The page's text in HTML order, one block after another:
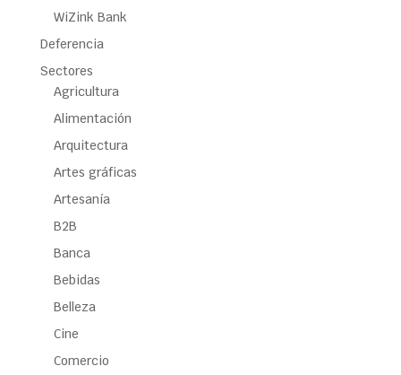
WiZink Bank
Deferencia
Sectores
Agricultura
Alimentación
Arquitectura
Artes gráficas
Artesanía
B2B
Banca
Bebidas
Belleza
Cine
Comercio